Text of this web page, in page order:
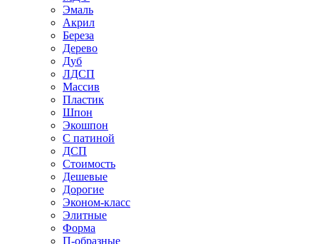
Эмаль
Акрил
Береза
Дерево
Дуб
ЛДСП
Массив
Пластик
Шпон
Экошпон
С патиной
ДСП
Стоимость
Дешевые
Дорогие
Эконом-класс
Элитные
Форма
П-образные